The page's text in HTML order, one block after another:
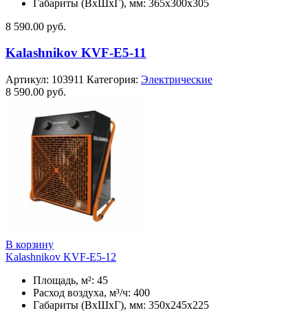
Габариты (ВхШхГ), мм: 365x300x305
8 590.00 руб.
Kalashnikov KVF-E5-11
Артикул: 103911 Категория: Электрические
8 590.00 руб.
В корзину
Kalashnikov KVF-E5-12
Площадь, м²: 45
Расход воздуха, м³/ч: 400
Габариты (ВхШхГ), мм: 350x245x225